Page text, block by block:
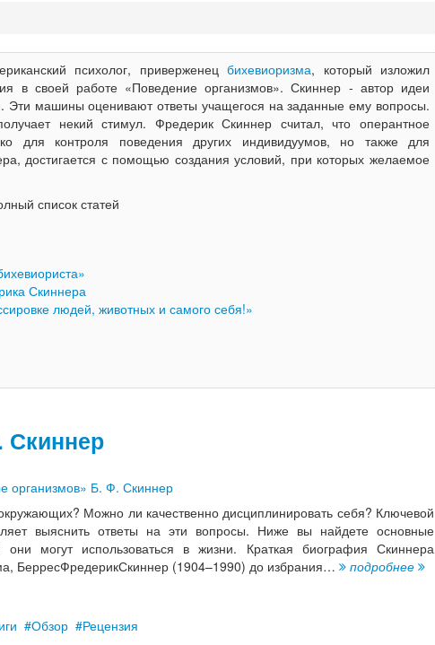
психолог, приверженецбихевиоризма, который изложил
в своей работе «Поведение организмов». Скиннер - автор идеи
машины оценивают ответы учащегося на заданные ему вопросы.
некий стимул. Фредерик Скиннер считал, что оперантное
для контроля поведения других индивидуумов, но также для
достигается с помощью создания условий, при которых желаемое
список статей
Скиннера
людей, животных и самого себя!»
Скиннер
Можно ли качественно дисциплинировать себя? Ключевой
выяснить ответы на эти вопросы. Ниже вы найдете основные
могут использоваться в жизни. Краткая биография Скиннера
БерресФредерикСкиннер (1904–1990) до избрания…
подробнее
Обзор Рецензия